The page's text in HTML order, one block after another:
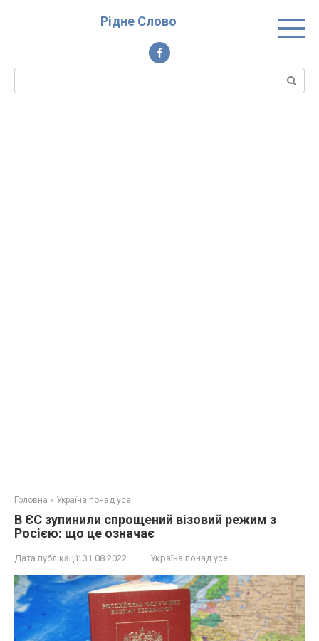
Рідне Слово
Пошук:
Головна » Україна понад усе
В ЄС зупинили спрощений візовий режим з
Росією: що це означає
Дата публікації: 31.08.2022 Україна понад усе